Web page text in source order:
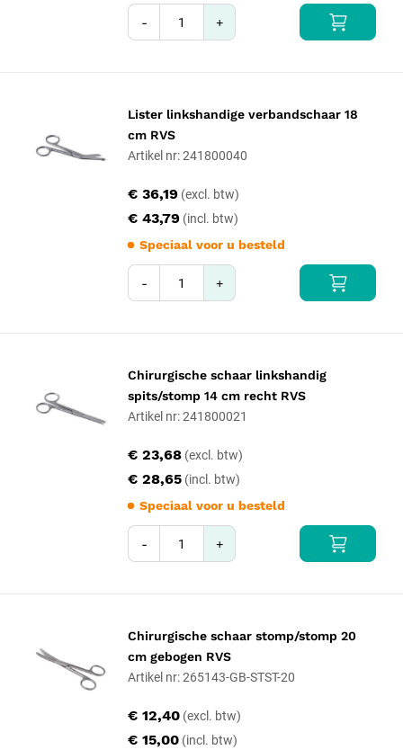
- +
Lister linkshandige verbandschaar 18
cm RVS
Artikel nr: 241800040
€ 43,79
€ 36,19
Speciaal voor u besteld
- +
Chirurgische schaar linkshandig
spits/stomp 14 cm recht RVS
Artikel nr: 241800021
€ 28,65
€ 23,68
Speciaal voor u besteld
- +
Chirurgische schaar stomp/stomp 20
cm gebogen RVS
Artikel nr: 265143-GB-STST-20
€ 15,00
€ 12,40